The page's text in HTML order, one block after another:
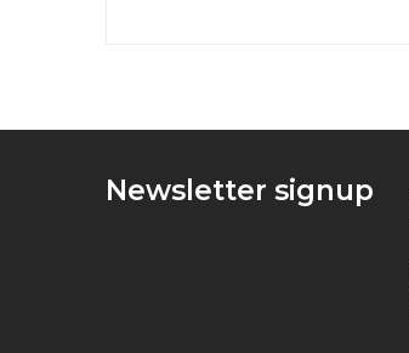
Newsletter signup